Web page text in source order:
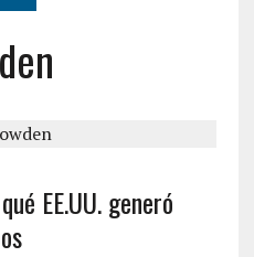
EE.UU. generó